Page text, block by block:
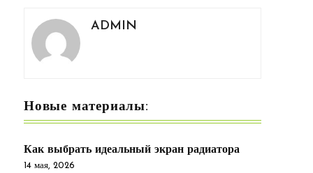
ADMIN
Новые материалы:
Как выбрать идеальный экран радиатора
14 мая, 2026